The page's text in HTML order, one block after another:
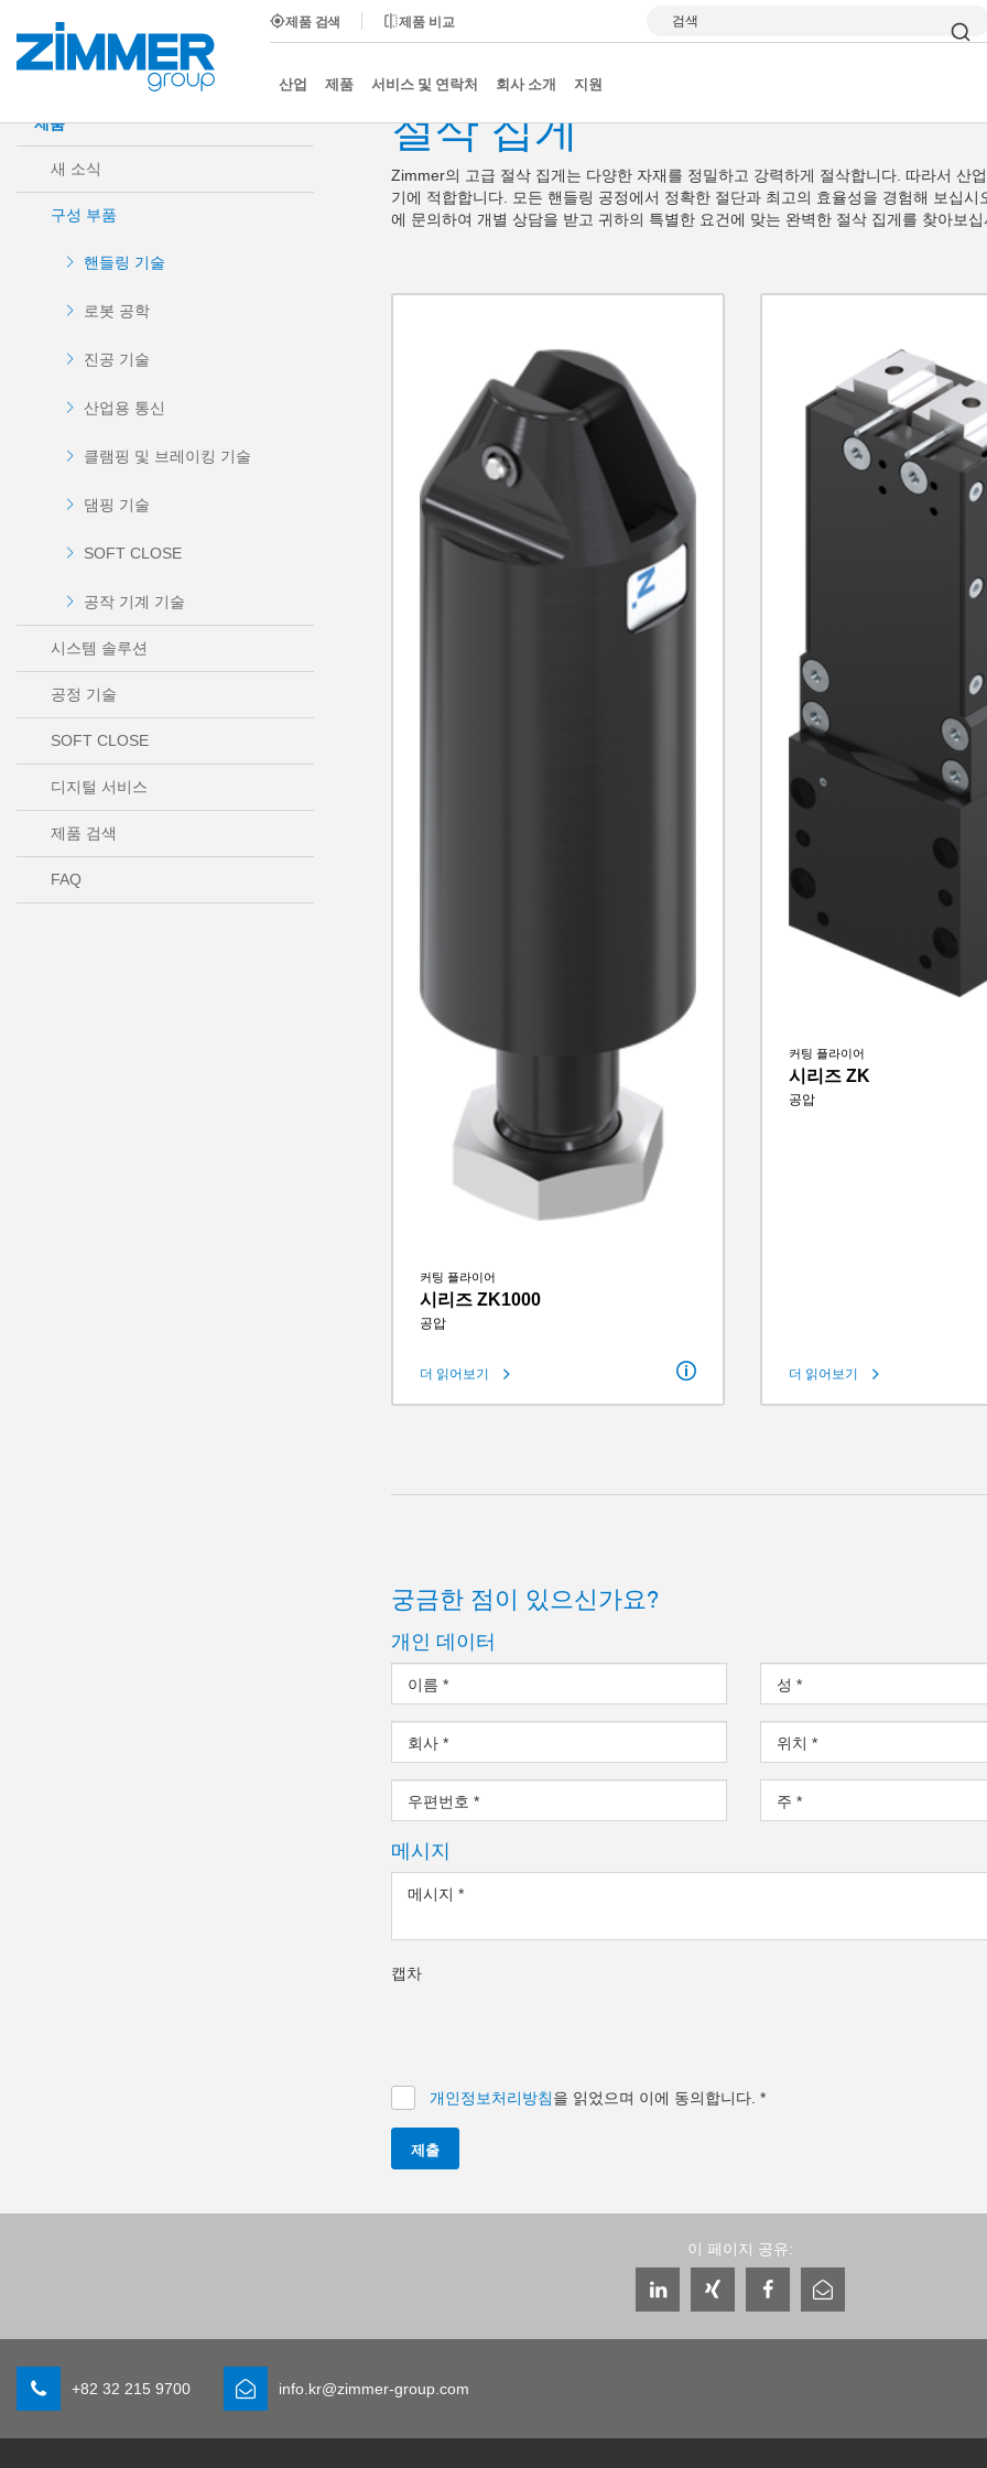
제품 검색 제품 비교 검색
산업 제품 서비스 및 연락처 회사 소개 지원
시작 제품 구성 부품 핸들링 기술 절삭 집게
제품
새 소식
구성 부품
핸들링 기술
로봇 공학
진공 기술
산업용 통신
클램핑 및 브레이킹 기술
댐핑 기술
SOFT CLOSE
공작 기계 기술
시스템 솔루션
공정 기술
SOFT CLOSE
디지털 서비스
제품 검색
FAQ
절삭 집게
Zimmer의 고급 절삭 집게는 다양한 자재를 정밀하고 강력하게 절삭합니다. 따라서 산
기에 적합합니다. 모든 핸들링 공정에서 정확한 절단과 최고의 효율성을 경험해 보십시
에 문의하여 개별 상담을 받고 귀하의 특별한 요건에 맞는 완벽한 절삭 집게를 찾아보십
커팅 플라이어
시리즈 ZK1000
공압
조당 스트로크
폐쇄 시 그립핑 모멘트
14 Nm - 400 Nm
더 읽어보기
커팅 플라이어
시리즈 ZK
공압
더 읽어보기
궁금한 점이 있으신가요?
개인 데이터
이름 * 성 *
회사 * 위치 *
우편번호 * 주 *
메시지
메시지 *
캡차
개인정보처리방침을 읽었으며 이에 동의합니다. *
제출
이 페이지 공유:
+82 32 215 9700 info.kr@zimmer-group.com